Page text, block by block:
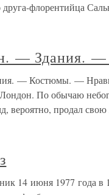
флорентийца
— Здания.
— Костюмы. —
По обычаю
вероятно, продал
14 июня 1977 года